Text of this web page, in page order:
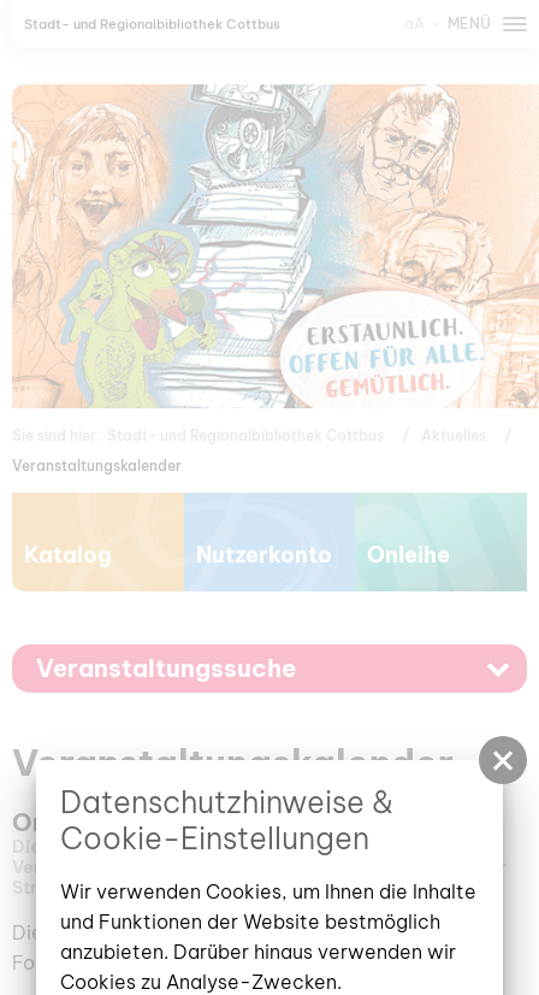
Stadt- und Regionalbibliothek Cottbus MENÜ
Veranstaltungskalender
Katalog Nutzerkonto Onleihe
Veranstaltungssuche
Veranstaltungskalender
Onleihe-Sprechstunde
Dienstag, 07. April 2026
15:00 – 16:00 Uhr
Straße 13/14 | Multimediakabinett (2.OG)
Dienstags. Ein offenes Angebot für Anfänger und
Fortgeschrittene
Datenschutzhinweise &
Cookie-Einstellungen
Wir verwenden Cookies, um Ihnen die Inhalte
und Funktionen der Website bestmöglich
anzubieten. Darüber hinaus verwenden wir
Cookies zu Analyse-Zwecken.